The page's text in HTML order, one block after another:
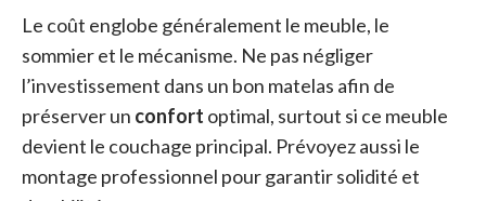
Le coût englobe généralement le meuble, le
sommier et le mécanisme. Ne pas négliger
l’investissement dans un bon matelas afin de
préserver un confort optimal, surtout si ce meuble
devient le couchage principal. Prévoyez aussi le
montage professionnel pour garantir solidité et